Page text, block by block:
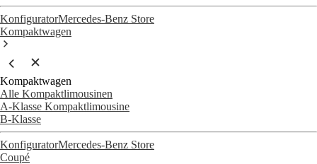
KonfiguratorMercedes-Benz Store
Kompaktwagen
Kompaktwagen
Alle Kompaktlimousinen
A-Klasse Kompaktlimousine
B-Klasse
KonfiguratorMercedes-Benz Store
Coupé